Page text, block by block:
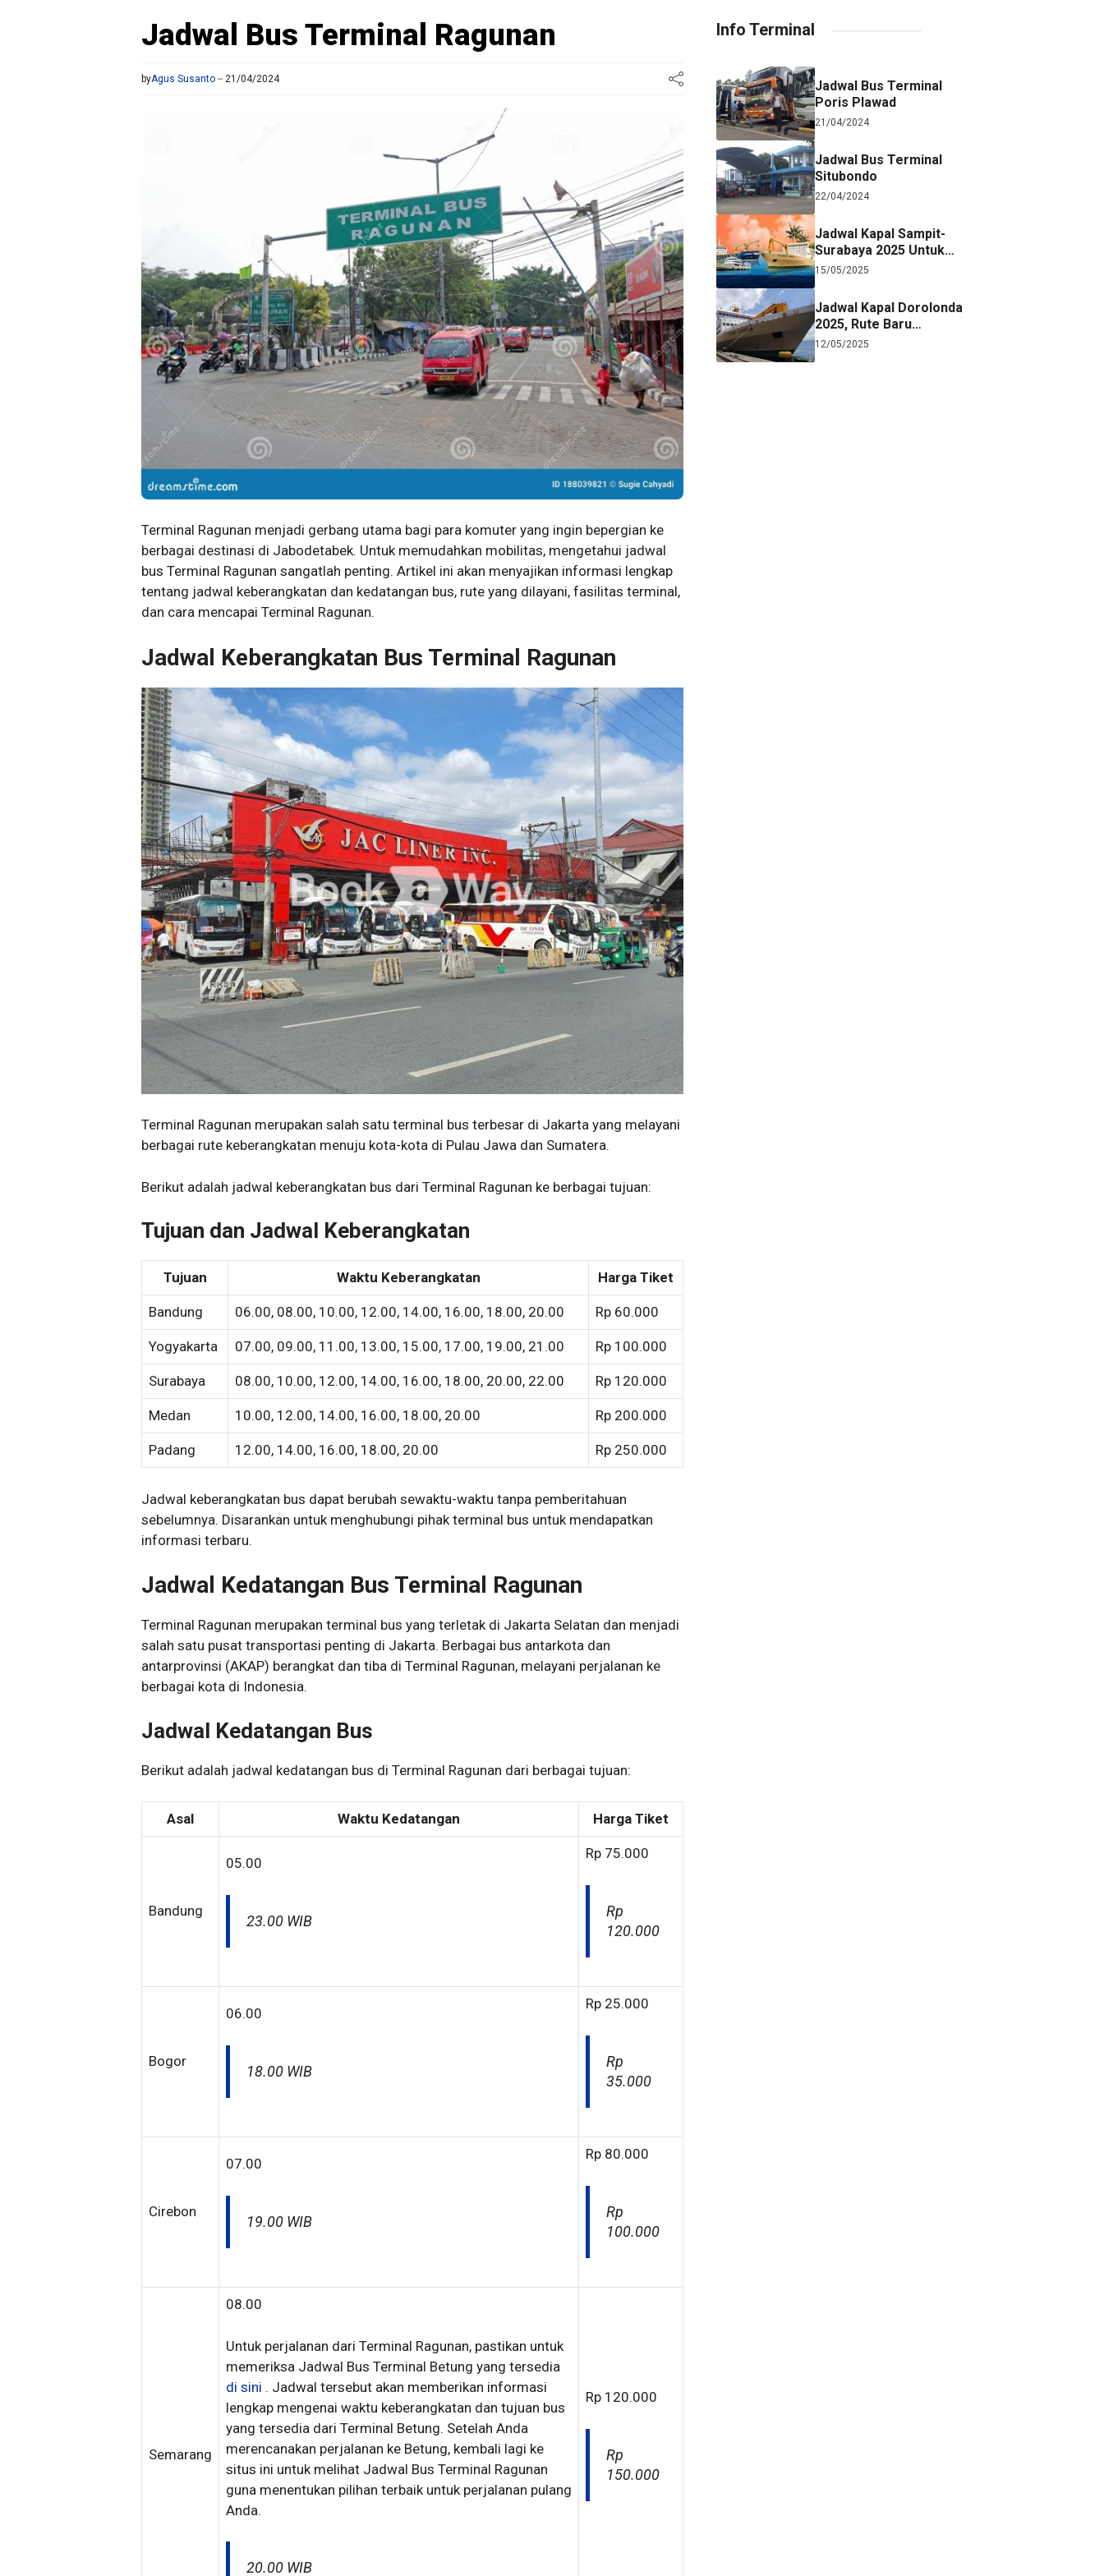
Jadwal Bus Terminal Ragunan
byAgus Susanto 21/04/2024
Terminal Ragunan menjadi gerbang utama bagi para komuter yang ingin bepergian ke
berbagai destinasi di Jabodetabek. Untuk memudahkan mobilitas, mengetahui jadwal
bus Terminal Ragunan sangatlah penting. Artikel ini akan menyajikan informasi lengkap
tentang jadwal keberangkatan dan kedatangan bus, rute yang dilayani, fasilitas terminal,
dan cara mencapai Terminal Ragunan.
Jadwal Keberangkatan Bus Terminal Ragunan
Terminal Ragunan merupakan salah satu terminal bus terbesar di Jakarta yang melayani
berbagai rute keberangkatan menuju kota-kota di Pulau Jawa dan Sumatera.
Berikut adalah jadwal keberangkatan bus dari Terminal Ragunan ke berbagai tujuan:
Tujuan dan Jadwal Keberangkatan
Tujuan Waktu Keberangkatan Harga Tiket
Bandung 06.00, 08.00, 10.00, 12.00, 14.00, 16.00, 18.00, 20.00 Rp 60.000
Yogyakarta 07.00, 09.00, 11.00, 13.00, 15.00, 17.00, 19.00, 21.00 Rp 100.000
Surabaya 08.00, 10.00, 12.00, 14.00, 16.00, 18.00, 20.00, 22.00 Rp 120.000
Medan 10.00, 12.00, 14.00, 16.00, 18.00, 20.00 Rp 200.000
Padang 12.00, 14.00, 16.00, 18.00, 20.00 Rp 250.000
Jadwal keberangkatan bus dapat berubah sewaktu-waktu tanpa pemberitahuan
sebelumnya. Disarankan untuk menghubungi pihak terminal bus untuk mendapatkan
informasi terbaru.
Jadwal Kedatangan Bus Terminal Ragunan
Terminal Ragunan merupakan terminal bus yang terletak di Jakarta Selatan dan menjadi
salah satu pusat transportasi penting di Jakarta. Berbagai bus antarkota dan
antarprovinsi (AKAP) berangkat dan tiba di Terminal Ragunan, melayani perjalanan ke
berbagai kota di Indonesia.
Jadwal Kedatangan Bus
Berikut adalah jadwal kedatangan bus di Terminal Ragunan dari berbagai tujuan:
Asal Waktu Kedatangan Harga Tiket
Bandung
05.00
23.00 WIB
Rp 75.000
Rp
120.000
Bogor
06.00
18.00 WIB
Rp 25.000
Rp
35.000
Cirebon
07.00
19.00 WIB
Rp 80.000
Rp
100.000
Semarang
08.00
Untuk perjalanan dari Terminal Ragunan, pastikan untuk
memeriksa Jadwal Bus Terminal Betung yang tersedia
di sini . Jadwal tersebut akan memberikan informasi
lengkap mengenai waktu keberangkatan dan tujuan bus
yang tersedia dari Terminal Betung. Setelah Anda
merencanakan perjalanan ke Betung, kembali lagi ke
situs ini untuk melihat Jadwal Bus Terminal Ragunan
guna menentukan pilihan terbaik untuk perjalanan pulang
Anda.
20.00 WIB
Rp 120.000
Rp
150.000
Info Terminal
Jadwal Bus Terminal
Poris Plawad
21/04/2024
Jadwal Bus Terminal
Situbondo
22/04/2024
Jadwal Kapal Sampit-
Surabaya 2025 Untuk
Referensi Perjalanan
15/05/2025
Jadwal Kapal Dorolonda
2025, Rute Baru
Surabaya-Jayapura
12/05/2025